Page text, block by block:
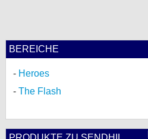
BEREICHE
Heroes
The Flash